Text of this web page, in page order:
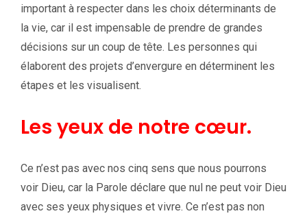
important à respecter dans les choix déterminants de
la vie, car il est impensable de prendre de grandes
décisions sur un coup de tête. Les personnes qui
élaborent des projets d’envergure en déterminent les
étapes et les visualisent.
Les yeux de notre cœur.
Ce n’est pas avec nos cinq sens que nous pourrons
voir Dieu, car la Parole déclare que nul ne peut voir Dieu
avec ses yeux physiques et vivre. Ce n’est pas non